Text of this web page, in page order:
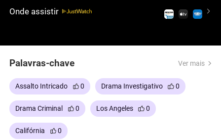
como ela planeja habilmente um plano para
melhorar seu jogo e navegar pelo mundo perigoso
Onde assistir
Palavras-chave Ver mais
Assalto Intricado 0 Drama Investigativo 0
Drama Criminal 0 Los Angeles 0
Califórnia 0